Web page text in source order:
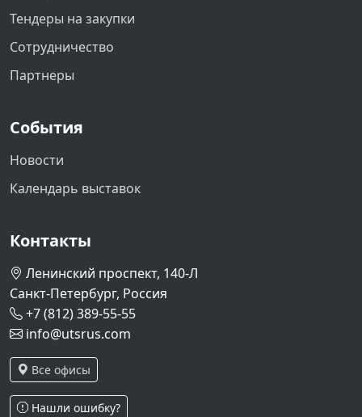
Тендеры на закупки
Сотрудничество
Партнеры
События
Новости
Календарь выставок
Контакты
Ленинский проспект, 140-Л
Санкт-Петербург, Россия
+7 (812) 389-55-55
info@utsrus.com
Все офисы
Нашли ошибку?